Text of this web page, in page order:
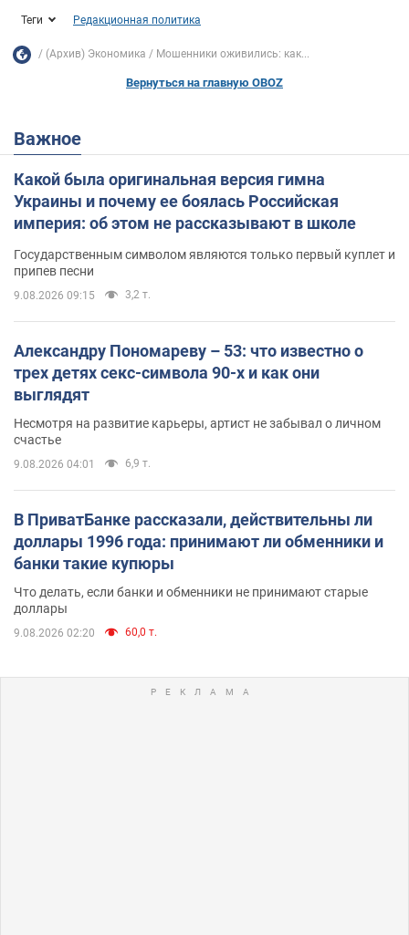
Теги Редакционная политика
(Архив) Экономика Мошенники оживились: как...
Вернуться на главную OBOZ
Важное
Какой была оригинальная версия гимна
Украины и почему ее боялась Российская
империя: об этом не рассказывают в школе
Государственным символом являются только первый куплет и
припев песни
9.08.2026 09:15 3,2 т.
Александру Пономареву – 53: что известно о
трех детях секс-символа 90-х и как они
выглядят
Несмотря на развитие карьеры, артист не забывал о личном
счастье
9.08.2026 04:01 6,9 т.
В ПриватБанке рассказали, действительны ли
доллары 1996 года: принимают ли обменники и
банки такие купюры
Что делать, если банки и обменники не принимают старые
доллары
9.08.2026 02:20 60,0 т.